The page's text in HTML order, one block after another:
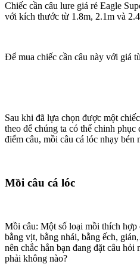
Chiếc cần câu lure giá rẻ Eagle
với kích thước từ 1.8m, 2.1m và
Để mua chiếc cần câu này với giá
Sau khi đã lựa chọn được một
theo để chúng ta có thể chinh
điểm câu, mồi câu cá lóc nhạy bén
Mồi câu cá lóc
Mồi câu: Một số loại mồi thích hợp
bằng vịt, bằng nhái, bằng ếch,
nên chắc hẳn bạn đang đặt câu
phải không nào?